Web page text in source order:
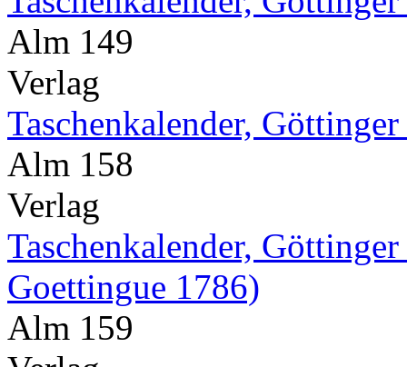
Alm 149
Verlag
Taschenkalender,
Alm 158
Verlag
Taschenkalender,
Goettingue 1786)
Alm 159